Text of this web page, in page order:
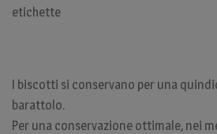
etichette
I biscotti si conservano per una
barattolo.
Per una conservazione ottimale, nei